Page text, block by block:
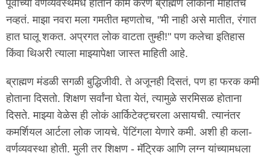
पूर्वीच्या वर्णव्यवस्थेमधे हातानं काम करणं ब्राह्मण लोकांना माहीतच
नव्हतं. माझा नवरा मला गमतीत म्हणतोच, "मी नाही असे मातीत, रंगात
हात घालू शकत. अप्रगत लोक वाटता तुम्ही!" पण कलेचा इतिहास
किंवा थिअरी त्याला माझ्यापेक्षा जास्त माहिती आहे.
ब्राह्मण मंडळी सगळी बुद्धिजीवी. ते अजूनही दिसतं, पण हा फरक कमी
होताना दिसतो. शिक्षण सर्वांना घेता येतं, त्यामुळे सरमिसळ होताना
दिसते. माझ्या वेळेस ही लोकं आर्किटेक्ट्चरला असायची. त्यानंतर
कमर्शियल आर्टला लोक जायचे. पेंटिंगला येणारे कमी. अशी ही कला-
वर्णव्यवस्था होती. मुली तर शिक्षण - मॅट्रिक आणि लग्न यांच्यामधला